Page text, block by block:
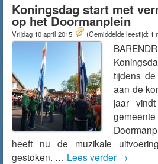
Koningsdag start met
op het Doormanplein
Vrijdag 10 april 2015 (Gemiddelde leestijd: 1
tijdens
aan de
jaar
heeft nu de muzikale
gestoken. … Lees verder →